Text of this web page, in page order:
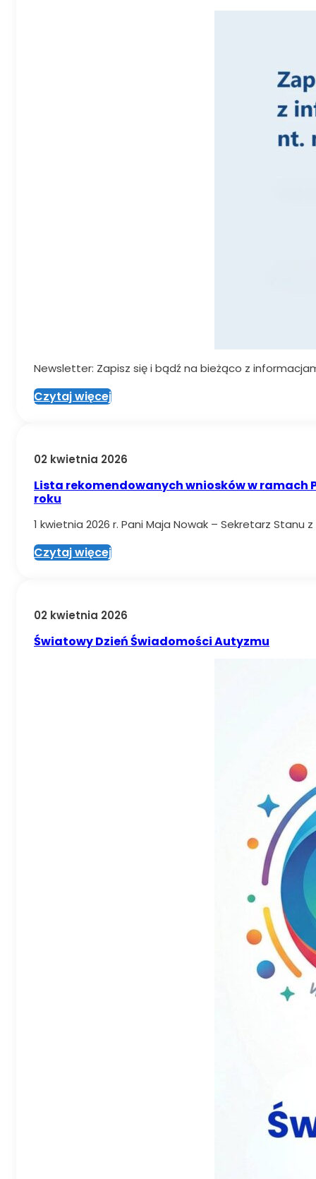
Newsletter: Zapisz się i bądź na bieżąco z
Czytaj więcej
02 kwietnia 2026
Lista rekomendowanych wniosków w ramach
roku
1 kwietnia 2026 r. Pani Maja Nowak – Sekretarz Stanu
Czytaj więcej
02 kwietnia 2026
Światowy Dzień Świadomości Autyzmu